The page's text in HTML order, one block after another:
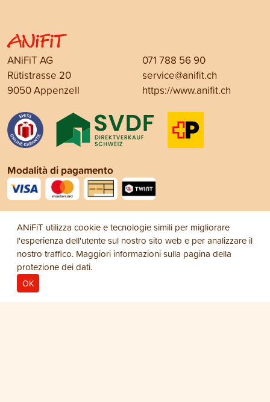
ANiFiT AG
Rütistrasse 20
9050 Appenzell
071 788 56 90
service@anifit.ch
https://www.anifit.ch
Modalità di pagamento
ANiFiT utilizza cookie e tecnologie simili per migliorare
l'esperienza dell'utente sul nostro sito web e per analizzare il
nostro traffico. Maggiori informazioni sulla pagina della
protezione dei dati.
OK